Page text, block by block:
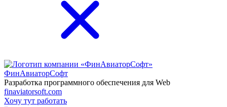
ФинАвиаторСофт
Разработка программного обеспечения для Web
finaviatorsoft.com
Хочу тут работать